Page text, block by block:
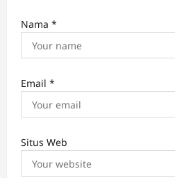
Nama *
Email *
Situs Web